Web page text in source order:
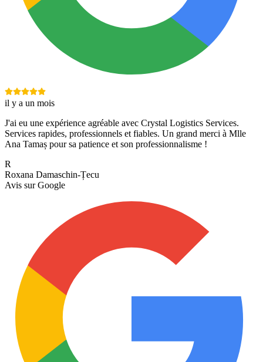
il y a un mois
J'ai eu une expérience agréable avec Crystal Logistics Services.
Services rapides, professionnels et fiables. Un grand merci à Mlle
Ana Tamaș pour sa patience et son professionnalisme !
R
Roxana Damaschin-Țecu
Avis sur Google